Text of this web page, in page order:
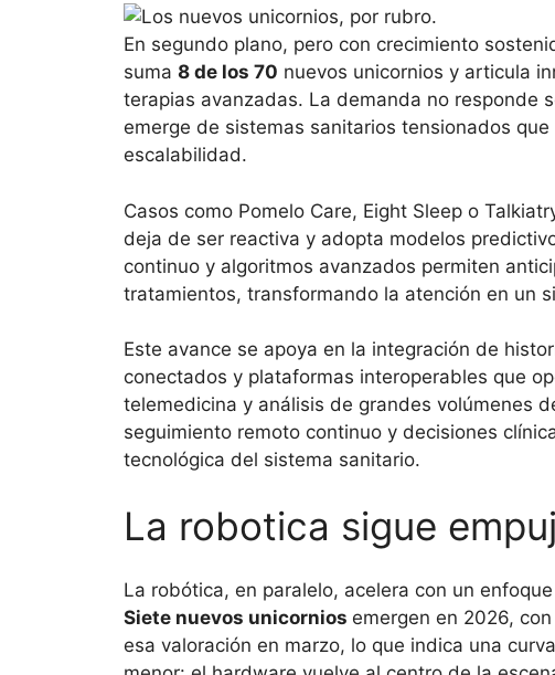
En segundo plano, pero con crecimiento
suma 8 de los 70 nuevos unicornios y articula
terapias avanzadas. La demanda no responde
emerge de sistemas sanitarios tensionados
escalabilidad.
Casos como Pomelo Care, Eight Sleep o
deja de ser reactiva y adopta modelos
continuo y algoritmos avanzados permiten
tratamientos, transformando la atención en un
Este avance se apoya en la integración de
conectados y plataformas interoperables que
telemedicina y análisis de grandes volúmenes
seguimiento remoto continuo y decisiones
tecnológica del sistema sanitario.
La robotica sigue
La robótica, en paralelo, acelera con un
Siete nuevos unicornios emergen en 2026,
esa valoración en marzo, lo que indica una